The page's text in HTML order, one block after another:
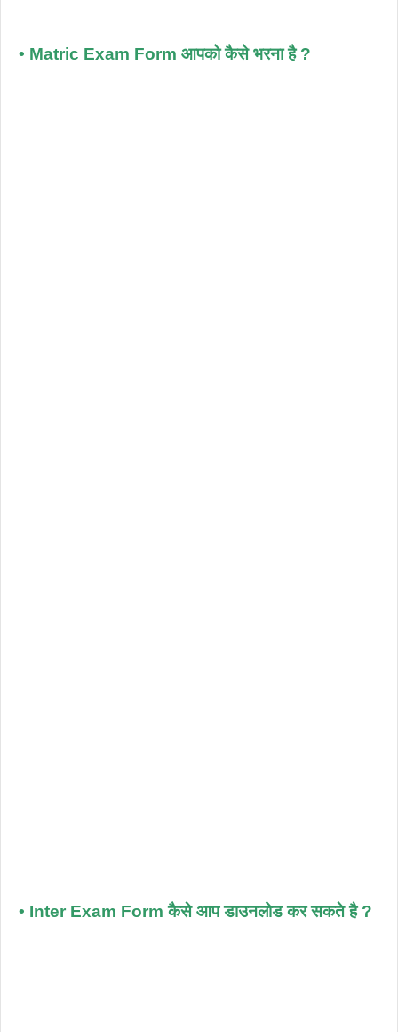
• Matric Exam Form आपको कैसे भरना है ?
• Inter Exam Form कैसे आप डाउनलोड कर सकते है ?